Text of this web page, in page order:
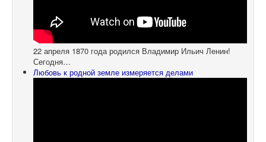
22 апреля 1870 года родился Владимир Ильич Ленин!
Сегодня…
Любовь к родной земле измеряется делами